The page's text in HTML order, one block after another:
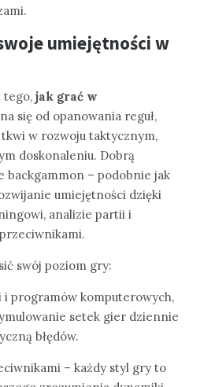
umiejętności w
tego, jak grać w
się od opanowania reguł,
tkwi w rozwoju taktycznym,
doskonaleniu. Dobrą
backgammon – podobnie jak
umiejętności dzięki
analizie partii i
swój poziom gry:
i programów komputerowych,
setek gier dziennie
błędów.
– każdy styl gry to